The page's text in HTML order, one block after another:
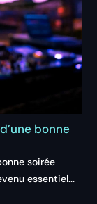
bonne
soirée
essentiel...